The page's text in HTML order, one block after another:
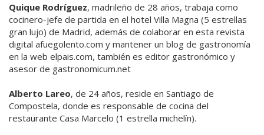
Quique Rodríguez, madrileño de 28 años, trabaja como
cocinero-jefe de partida en el hotel Villa Magna (5 estrellas
gran lujo) de Madrid, además de colaborar en esta revista
digital afuegolento.com y mantener un blog de gastronomía
en la web elpais.com, también es editor gastronómico y
asesor de gastronomicum.net
Alberto Lareo, de 24 años, reside en Santiago de
Compostela, donde es responsable de cocina del
restaurante Casa Marcelo (1 estrella michelín).